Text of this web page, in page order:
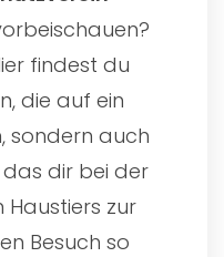
findest du
die auf ein
sondern auch
dir bei der
zur
Besuch so